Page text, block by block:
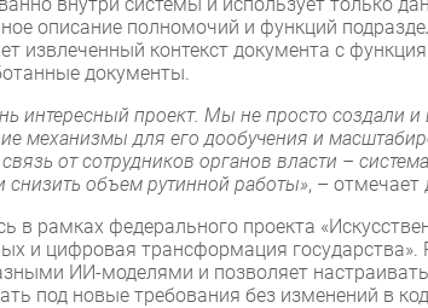
описание полномочий и функций
извлеченный контекст документа с
документы.
интересный проект. Мы не просто создали
механизмы для его дообучения и
от сотрудников органов власти –
снизить объем рутинной работы», – отмечает
в рамках федерального проекта
и цифровая трансформация государства».
ИИ-моделями и позволяет
под новые требования без изменений в